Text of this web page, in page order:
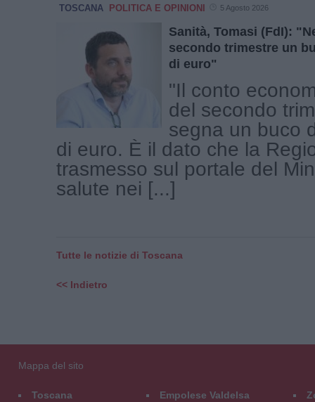
TOSCANA POLITICA E OPINIONI 5 Agosto 2026
Sanità, Tomasi (FdI):
secondo trimestre un
di euro"
"Il conto
del secondo
segna un buco
di euro. È il dato che la
trasmesso sul portale del
salute nei [...]
Tutte le notizie di Toscana
<< Indietro
Mappa del sito
Toscana
Empolese Valdelsa